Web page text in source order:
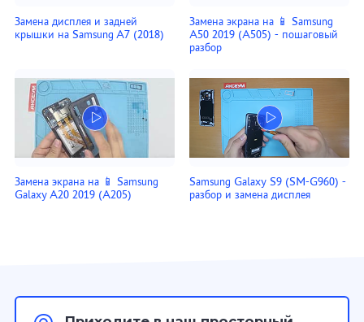
Замена дисплея и задней
крышки на Samsung A7 (2018)
Замена экрана на 📱 Samsung
A50 2019 (A505) - пошаговый
разбор
Замена экрана на 📱 Samsung
Galaxy A20 2019 (A205)
Samsung Galaxy S9 (SM-G960) -
разбор и замена дисплея